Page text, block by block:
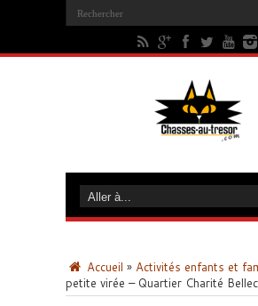
Accueil » Activités enfants et
petite virée – Quartier Charité